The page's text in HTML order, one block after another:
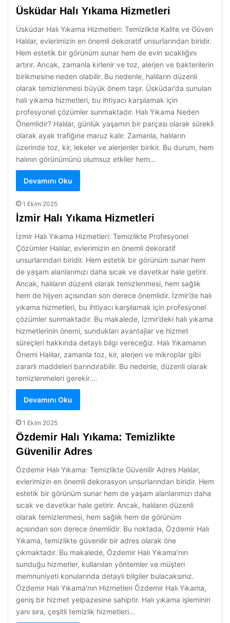
Üsküdar Halı Yıkama Hizmetleri
Üsküdar Halı Yıkama Hizmetleri: Temizlikte Kalite ve Güven
Halılar, evlerimizin en önemli dekoratif unsurlarından biridir.
Hem estetik bir görünüm sunar hem de evin sıcaklığını
artırır. Ancak, zamanla kirlenir ve toz, alerjen ve bakterilerin
birikmesine neden olabilir. Bu nedenle, halıların düzenli
olarak temizlenmesi büyük önem taşır. Üsküdar’da sunulan
halı yıkama hizmetleri, bu ihtiyacı karşılamak için
profesyonel çözümler sunmaktadır. Halı Yıkama Neden
Önemlidir? Halılar, günlük yaşamın bir parçası olarak sürekli
olarak ayak trafiğine maruz kalır. Zamanla, halıların
üzerinde toz, kir, lekeler ve alerjenler birikir. Bu durum, hem
halının görünümünü olumsuz etkiler hem…
Devamını Oku
1 Ekim 2025
İzmir Halı Yıkama Hizmetleri
İzmir Halı Yıkama Hizmetleri: Temizlikte Profesyonel
Çözümler Halılar, evlerimizin en önemli dekoratif
unsurlarından biridir. Hem estetik bir görünüm sunar hem
de yaşam alanlarımızı daha sıcak ve davetkar hale getirir.
Ancak, halıların düzenli olarak temizlenmesi, hem sağlık
hem de hijyen açısından son derece önemlidir. İzmir’de halı
yıkama hizmetleri, bu ihtiyacı karşılamak için profesyonel
çözümler sunmaktadır. Bu makalede, İzmir’deki halı yıkama
hizmetlerinin önemi, sundukları avantajlar ve hizmet
süreçleri hakkında detaylı bilgi vereceğiz. Halı Yıkamanın
Önemi Halılar, zamanla toz, kir, alerjen ve mikroplar gibi
zararlı maddeleri barındırabilir. Bu nedenle, düzenli olarak
temizlenmeleri gerekir.…
Devamını Oku
1 Ekim 2025
Özdemir Halı Yıkama: Temizlikte
Güvenilir Adres
Özdemir Halı Yıkama: Temizlikte Güvenilir Adres Halılar,
evlerimizin en önemli dekorasyon unsurlarından biridir. Hem
estetik bir görünüm sunar hem de yaşam alanlarımızı daha
sıcak ve davetkar hale getirir. Ancak, halıların düzenli
olarak temizlenmesi, hem sağlık hem de görünüm
açısından son derece önemlidir. Bu noktada, Özdemir Halı
Yıkama, temizlikte güvenilir bir adres olarak öne
çıkmaktadır. Bu makalede, Özdemir Halı Yıkama’nın
sunduğu hizmetler, kullanılan yöntemler ve müşteri
memnuniyeti konularında detaylı bilgiler bulacaksınız.
Özdemir Halı Yıkama’nın Hizmetleri Özdemir Halı Yıkama,
geniş bir hizmet yelpazesine sahiptir. Halı yıkama işleminin
yanı sıra, çeşitli temizlik hizmetleri…